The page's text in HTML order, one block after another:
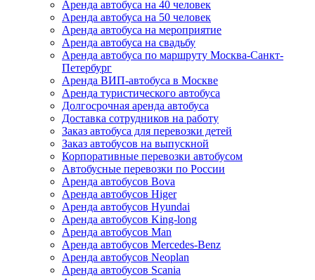
Аренда автобуса на 40 человек
Аренда автобуса на 50 человек
Аренда автобуса на мероприятие
Аренда автобуса на свадьбу
Аренда автобуса по маршруту Москва-Санкт-
Петербург
Аренда ВИП-автобуса в Москве
Аренда туристического автобуса
Долгосрочная аренда автобуса
Доставка сотрудников на работу
Заказ автобуса для перевозки детей
Заказ автобусов на выпускной
Корпоративные перевозки автобусом
Автобусные перевозки по России
Аренда автобусов Bova
Аренда автобусов Higer
Аренда автобусов Hyundai
Аренда автобусов King-long
Аренда автобусов Man
Аренда автобусов Mercedes-Benz
Аренда автобусов Neoplan
Аренда автобусов Scania